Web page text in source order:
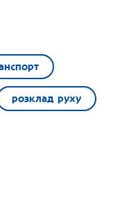
розклад руху